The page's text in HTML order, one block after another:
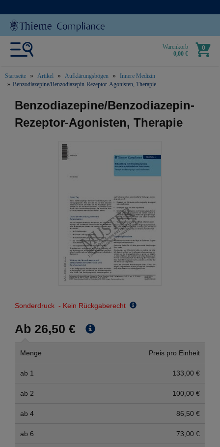
Warenkorb
0,00 €
0
Startseite Artikel Aufklärungsbögen
Innere Medizin
Benzodiazepine/Benzodiazepin-Rezeptor-Agonisten, Therapie
text.skipToContent
text.skipToNavigation
Benzodiazepine/Benzodiazepin-
Rezeptor-Agonisten, Therapie
Sonderdruck - Kein Rückgaberecht
Ab 26,50 €
Menge Preis pro Einheit
ab 1 133,00 €
ab 2 100,00 €
ab 4 86,50 €
ab 6 73,00 €